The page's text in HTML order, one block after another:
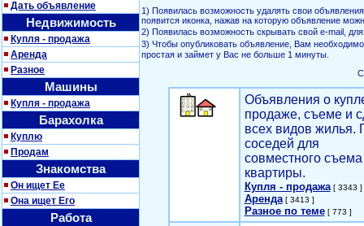
Дать объявление
Недвижимость
Купля - продажа
Аренда
Разное
Машины
Купля - продажа
Барахолка
Куплю
Продам
Знакомства
Он ищет Ее
Она ищет Его
Работа
1) Появилась возможность удалять свои
появится иконка, нажав на которую объявление
2) Появилась возможность скрывать свой е-mail,
3) Чтобы опубликовать объявление, Вам
простая и займет у Вас не больше 1 минуты.
Объявления о
продаже, съеме и
всех видов жилья.
соседей для
совместного съема
квартиры.
Купля - продажа[ 3343 ]
Аренда[ 3413 ]
Разное по теме[ 773 ]